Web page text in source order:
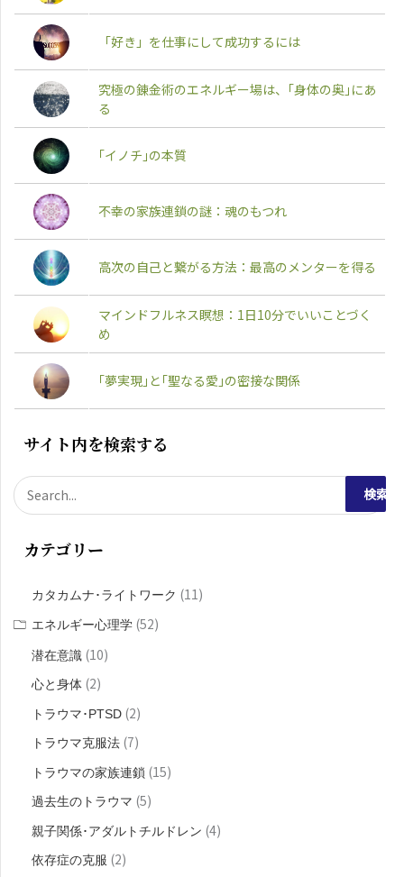
「好き」を仕事にして成功するには
究極の錬金術のエネルギー場は、｢身体の奥｣にあ
る
｢イノチ｣の本質
不幸の家族連鎖の謎：魂のもつれ
高次の自己と繋がる方法：最高のメンターを得る
マインドフルネス瞑想：1日10分でいいことづく
め
｢夢実現｣と｢聖なる愛｣の密接な関係
サイト内を検索する
検
カテゴリー
カタカムナ･ライトワーク (11)
エネルギー心理学 (52)
潜在意識 (10)
心と身体 (2)
トラウマ･PTSD (2)
トラウマ克服法 (7)
トラウマの家族連鎖 (15)
過去生のトラウマ (5)
親子関係･アダルトチルドレン (4)
依存症の克服 (2)